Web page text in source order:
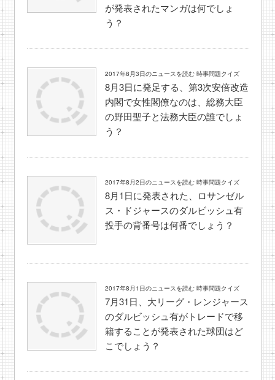
が発表されたマンガは何でしょ
う？
2017年8月3日のニュースを読む 時事問題クイズ
8月3日に発足する、第3次安倍改造
内閣で女性閣僚なのは、総務大臣
の野田聖子と法務大臣の誰でしょ
う？
2017年8月2日のニュースを読む 時事問題クイズ
8月1日に発表された、ロサンゼル
ス・ドジャースのダルビッシュ有
投手の背番号は何番でしょう？
2017年8月1日のニュースを読む 時事問題クイズ
7月31日、大リーグ・レンジャース
のダルビッシュ有がトレードで移
籍することが発表された球団はど
こでしょう？